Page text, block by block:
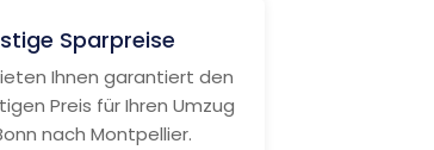
Sparpreise
Ihnen garantiert den
Preis für Ihren Umzug
nach Montpellier.